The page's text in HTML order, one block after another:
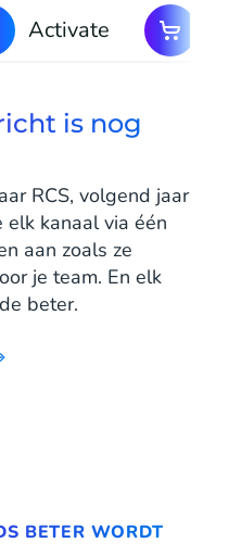
Activate
is nog
RCS, volgend jaar
kanaal via één
aan zoals ze
je team. En elk
beter.
BETER WORDT